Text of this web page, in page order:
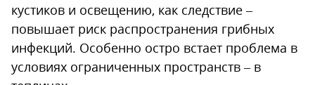
кустиков и освещению, как следствие –
повышает риск распространения грибных
инфекций. Особенно остро встает проблема в
условиях ограниченных пространств – в